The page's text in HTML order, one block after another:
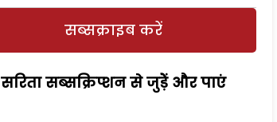
सब्सक्राइब करें
सरिता सब्सक्रिप्शन से जुड़ेें और पाएं